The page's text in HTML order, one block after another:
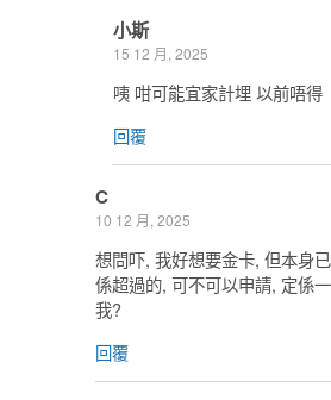
小斯
15 12 月, 2025
咦 咁可能宜家計埋 以前唔得
回覆
C
10 12 月, 2025
想問吓, 我好想要金卡, 但本身
係超過的, 可不可以申請, 定係
我?
回覆